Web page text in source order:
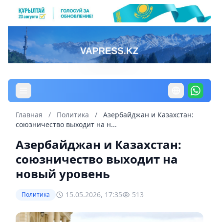
Главная / Политика /
Азербайджан и Казахстан:
союзничество выходит на н...
Азербайджан и Казахстан:
союзничество выходит на
новый уровень
Политика 15.05.2026, 17:35 513